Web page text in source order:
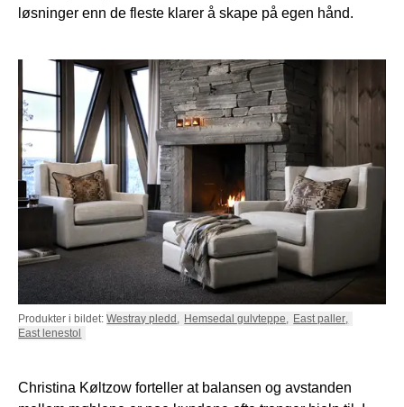
løsninger enn de fleste klarer å skape på egen hånd.
Produkter i bildet: Westray pledd Hemsedal gulvteppe East paller
East lenestol
Christina Køltzow forteller at balansen og avstanden